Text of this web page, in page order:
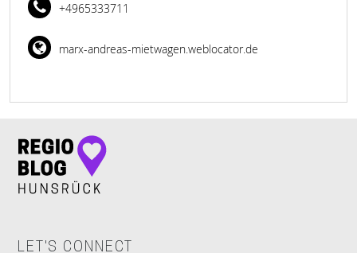
+4965333711
marx-andreas-mietwagen.weblocator.de
LET'S CONNECT